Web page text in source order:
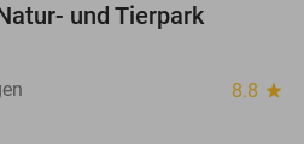
und Tierpark
8.8 star